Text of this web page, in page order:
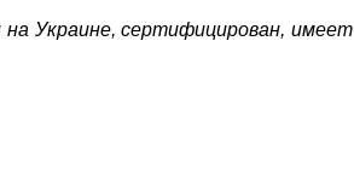
на Украине, сертифицирован, имеет